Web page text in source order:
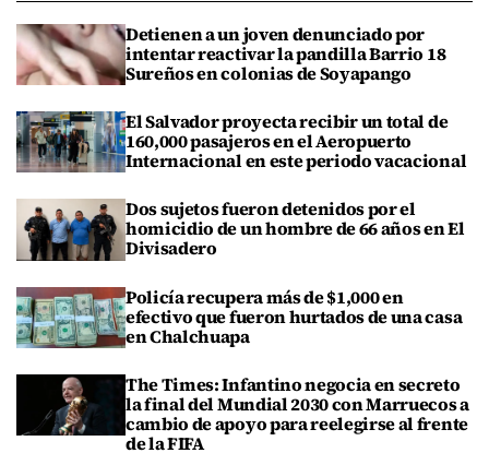
Detienen a un joven denunciado por
intentar reactivar la pandilla Barrio 18
Sureños en colonias de Soyapango
El Salvador proyecta recibir un total de
160,000 pasajeros en el Aeropuerto
Internacional en este periodo vacacional
Dos sujetos fueron detenidos por el
homicidio de un hombre de 66 años en El
Divisadero
Policía recupera más de $1,000 en
efectivo que fueron hurtados de una casa
en Chalchuapa
The Times: Infantino negocia en secreto
la final del Mundial 2030 con Marruecos a
cambio de apoyo para reelegirse al frente
de la FIFA